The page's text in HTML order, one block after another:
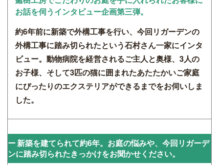
お話を伺うインタビュー企画第三弾。
約6年前に新築で外構工事を行い、今回リガーデンの
外構工事に踏み切られたという石村さん一家にインタ
ビュー。動物病院を経営されるご主人と奥様、3人の
お子様、そして3匹の猫に囲まれたあたたかいご家庭
にぴったりのエクステリアができるまでをお伺いしま
した。
新築を建てられて約6年。お庭の悩みや、今回リガーデ
ンに踏み切られたきっかけをお聞かせください。